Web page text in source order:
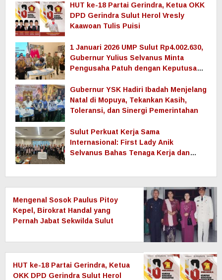
HUT ke-18 Partai Gerindra, Ketua OKK
DPD Gerindra Sulut Herol Vresly
Kaawoan Tulis Puisi
1 Januari 2026 UMP Sulut Rp4.002.630,
Gubernur Yulius Selvanus Minta
Pengusaha Patuh dengan Keputusan
Gubernur YSK Hadiri Ibadah Menjelang
Natal di Mopuya, Tekankan Kasih,
Toleransi, dan Sinergi Pemerintahan
Sulut Perkuat Kerja Sama
Internasional: First Lady Anik
Selvanus Bahas Tenaga Kerja dan
Mengenal Sosok Paulus Pitoy
Kepel, Birokrat Handal yang
Pernah Jabat Sekwilda Sulut
HUT ke-18 Partai Gerindra, Ketua
OKK DPD Gerindra Sulut Herol